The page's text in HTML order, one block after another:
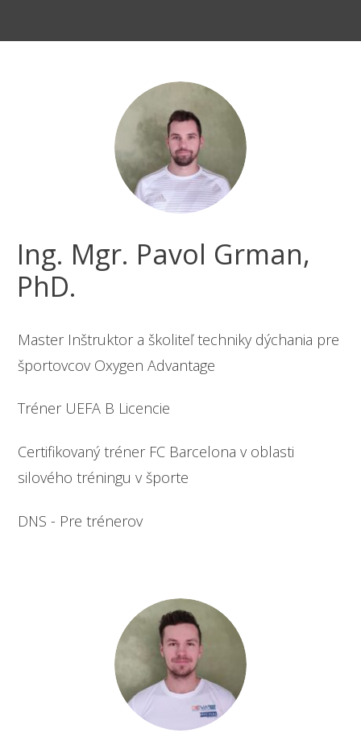
Ing. Mgr. Pavol Grman,
PhD.
Master Inštruktor a školiteľ techniky dýchania pre
športovcov Oxygen Advantage
Tréner UEFA B Licencie
Certifikovaný tréner FC Barcelona v oblasti
silového tréningu v športe
DNS - Pre trénerov